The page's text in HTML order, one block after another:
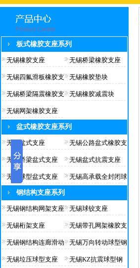
板式橡胶支座系列
无锡橡胶支座 无锡桥梁橡胶支座
无锡四氟滑板橡胶支 无锡橡胶垫块
无锡桥梁隔震橡胶支 无锡橡胶减震块
无锡网架橡胶支座
盆式橡胶支座系列
无锡盆式支座 无锡公路盆式橡胶支
无锡桥梁盆式支座 无锡盆式抗震支座
无锡球型盆式支座 无锡高承载全封闭球
钢结构支座系列
无锡钢结构网架支座 无锡球铰支座
无锡桁架支座 无锡带孔网架橡胶支
无锡钢结构连廊滑动 无锡万向转动球型钢
无锡垃压球型支座 无锡KZ抗震球型钢